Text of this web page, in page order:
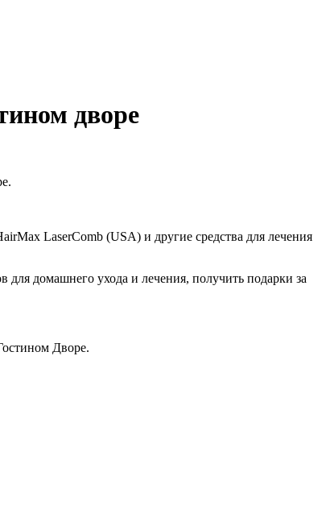
дворе
LaserComb (USA) и другие средства для лечения
для домашнего ухода и лечения, получить подарки за
Дворе.